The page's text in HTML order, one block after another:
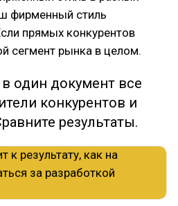
фирменный стиль
прямых конкурентов
сегмент рынка в целом.
в один документ все
конкурентов и
результаты.